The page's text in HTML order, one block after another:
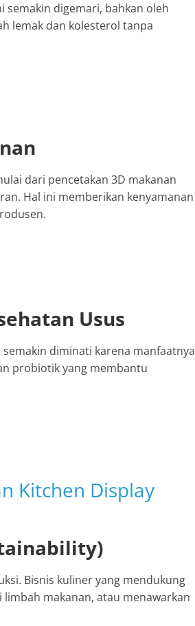
semakin digemari, bahkan oleh
lemak dan kolesterol tanpa
dari pencetakan 3D makanan
Hal ini memberikan kenyamanan
Usus
diminati karena manfaatnya
probiotik yang membantu
Kitchen Display
Bisnis kuliner yang mendukung
makanan, atau menawarkan